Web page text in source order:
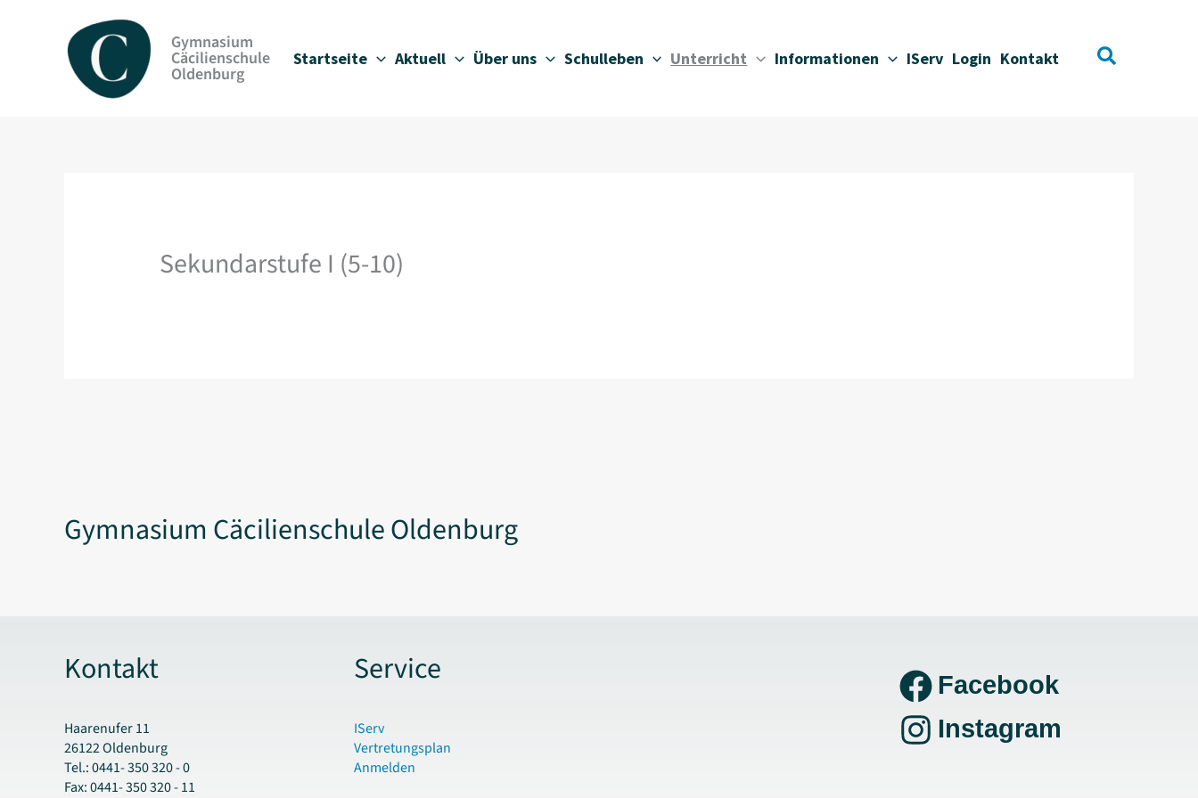
Gymnasium
Cäcilienschule
Oldenburg
Startseite Aktuell Über uns Schulleben Unterricht Informationen IServ Login Kontakt Suchen
Sekundarstufe I (5-10)
Gymnasium Cäcilienschule Oldenburg
Kontakt
Haarenufer 11
26122 Oldenburg
Tel.: 0441- 350 320 - 0
Fax: 0441- 350 320 - 11
Service
IServ
Vertretungsplan
Anmelden
Facebook
Instagram